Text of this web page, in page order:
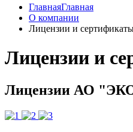
ГлавнаяГлавная
О компании
Лицензии и
Лицензии и
Лицензии АО